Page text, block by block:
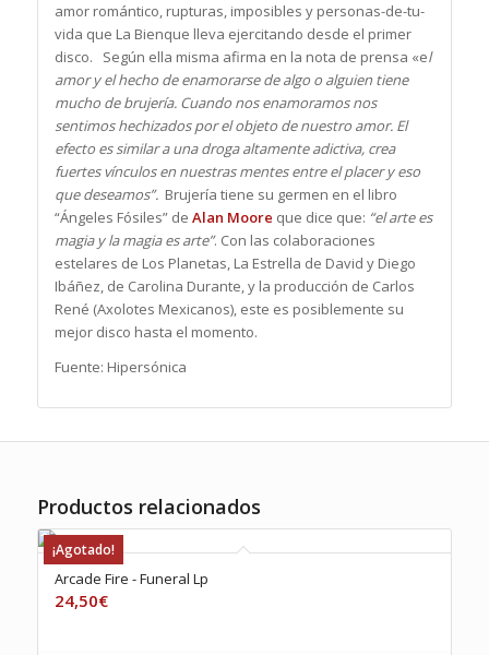
amor romántico, rupturas, imposibles y personas-de-tu-
vida que La Bienque lleva ejercitando desde el primer
disco. Según ella misma afirma en la nota de prensa «el
amor y el hecho de enamorarse de algo o alguien tiene
mucho de brujería. Cuando nos enamoramos nos
sentimos hechizados por el objeto de nuestro amor. El
efecto es similar a una droga altamente adictiva, crea
fuertes vínculos en nuestras mentes entre el placer y eso
que deseamos”. Brujería tiene su germen en el libro
“Ángeles Fósiles” de Alan Moore que dice que: “el arte es
magia y la magia es arte”. Con las colaboraciones
estelares de Los Planetas, La Estrella de David y Diego
Ibáñez, de Carolina Durante, y la producción de Carlos
René (Axolotes Mexicanos), este es posiblemente su
mejor disco hasta el momento.
Fuente: Hipersónica
Productos relacionados
¡Agotado!
Arcade Fire ‎- Funeral Lp
24,50€